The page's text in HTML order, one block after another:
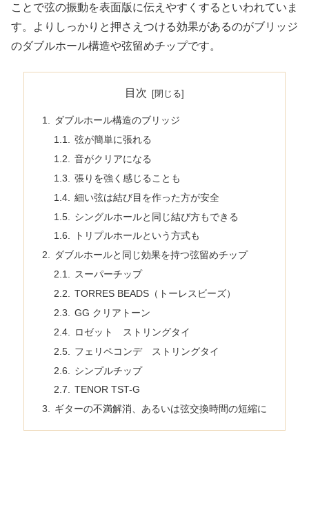
ことで弦の振動を表面版に伝えやすくするといわれていま
す。よりしっかりと押さえつける効果があるのがブリッジ
のダブルホール構造や弦留めチップです。
目次
ダブルホール構造のブリッジ
弦が簡単に張れる
音がクリアになる
張りを強く感じることも
細い弦は結び目を作った方が安全
シングルホールと同じ結び方もできる
トリプルホールという方式も
ダブルホールと同じ効果を持つ弦留めチップ
スーパーチップ
TORRES BEADS（トーレスビーズ）
GG クリアトーン
ロゼット ストリングタイ
フェリペコンデ ストリングタイ
シンプルチップ
TENOR TST-G
ギターの不満解消、あるいは弦交換時間の短縮に